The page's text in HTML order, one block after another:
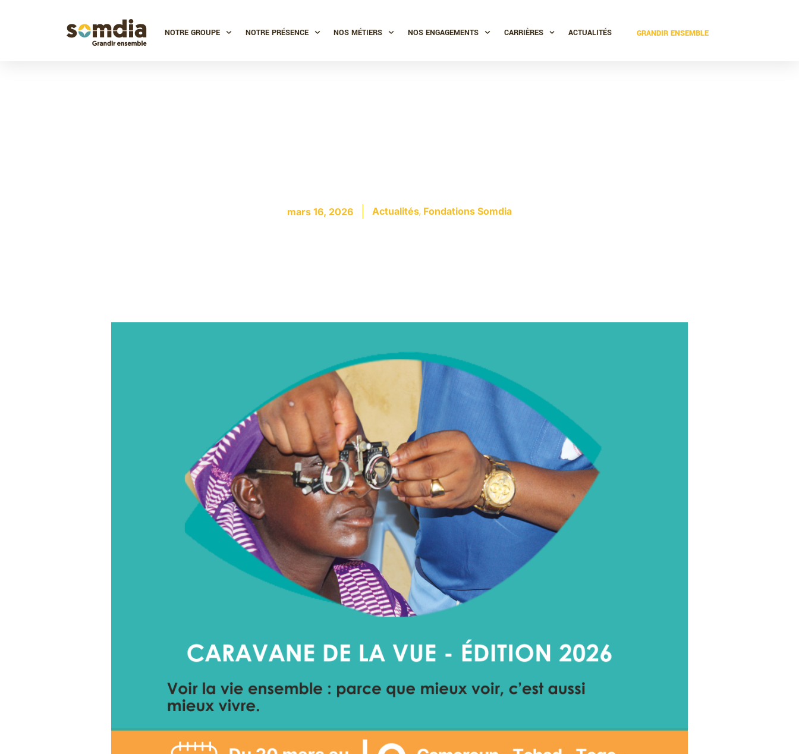
NOTRE GROUPE NOTRE PRÉSENCE NOS MÉTIERS NOS ENGAGEMENTS CARRIÈRES ACTUALITÉS GRANDIR ENSEMBLE
mars 16, 2026 Actualités, Fondations Somdia